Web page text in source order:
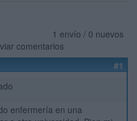
1 envío / 0 nuevos
comentarios
#1
enfermería en una